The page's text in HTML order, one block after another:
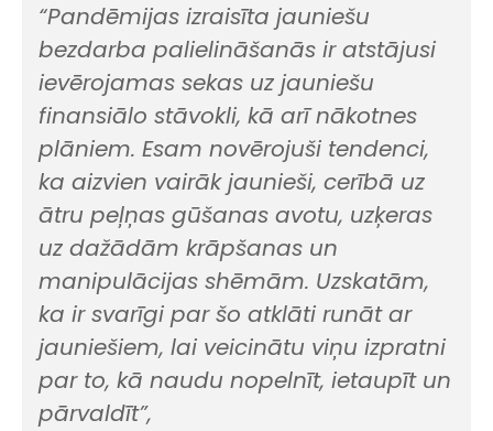
“Pandēmijas izraisīta jauniešu
bezdarba palielināšanās ir atstājusi
ievērojamas sekas uz jauniešu
finansiālo stāvokli, kā arī nākotnes
plāniem. Esam novērojuši tendenci,
ka aizvien vairāk jaunieši, cerībā uz
ātru peļņas gūšanas avotu, uzķeras
uz dažādām krāpšanas un
manipulācijas shēmām. Uzskatām,
ka ir svarīgi par šo atklāti runāt ar
jauniešiem, lai veicinātu viņu izpratni
par to, kā naudu nopelnīt, ietaupīt un
pārvaldīt”,